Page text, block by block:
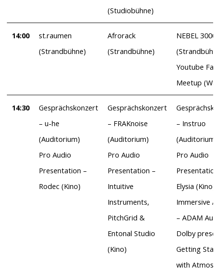
(Studiobühne)
14:00
st.raumen
(Strandbühne)
Afrorack
(Strandbühne)
NEBEL 3000
Youtube Fan
Meetup
14:30
Gesprächskonzert
– u-he
(Auditorium)
Pro Audio
Presentation –
Rodec (Kino)
Gesprächskonzert
– FRAKnoise
(Auditorium)
Pro Audio
Presentation –
Intuitive
Instruments,
PitchGrid &
Entonal Studio
(Kino)
– Instruo
(Auditorium)
Pro Audio
Presentation
Elysia (Kino)
Immersive
– ADAM
Dolby
Getting
with Atmos